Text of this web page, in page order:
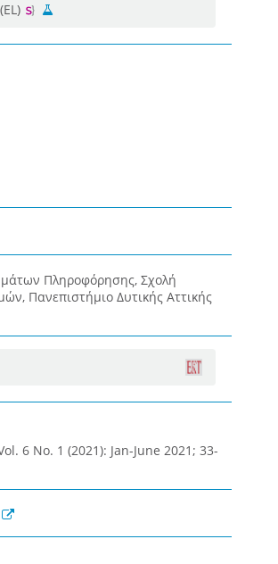
Πληροφόρησης, Σχολή
Πανεπιστήμιο Δυτικής Αττικής
6 No. 1 (2021): Jan-June 2021; 33-